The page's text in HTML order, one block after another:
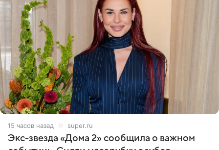
15 часов назад super.ru
Экс-звезда «Дома 2» сообщила о важном